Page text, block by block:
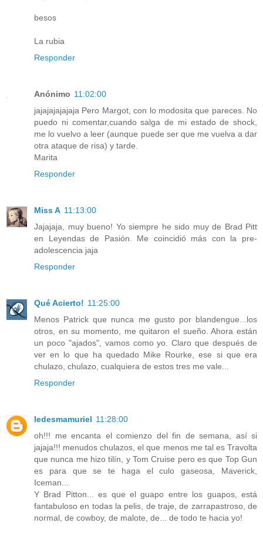
besos
La rubia
Responder
Anónimo 11:02:00
jajajajajajaja Pero Margot, con lo modosita que pareces. No
puedo ni comentar,cuando salga de mi estado de shock,
me lo vuelvo a leer (aunque puede ser que me vuelva a dar
otra ataque de risa) y tarde.
Marita
Responder
Miss A 11:13:00
Jajajaja, muy bueno! Yo siempre he sido muy de Brad Pitt
en Leyendas de Pasión. Me coincidió más con la pre-
adolescencia jaja
Responder
Qué Acierto! 11:25:00
Menos Patrick que nunca me gusto por blandengue...los
otros, en su momento, me quitaron el sueño. Ahora están
un poco "ajados", vamos como yo. Claro que después de
ver en lo que ha quedado Mike Rourke, ese si que era
chulazo, chulazo, cualquiera de estos tres me vale...
Responder
ledesmamuriel 11:28:00
oh!!! me encanta el comienzo del fin de semana, así si
jajaja!!! menudos chulazos, el que menos me tal es Travolta
que nunca me hizo tilín, y Tom Cruise pero es que Top Gun
es para que se te haga el culo gaseosa, Maverick,
Iceman...
Y Brad Pitton... es que el guapo entre los guapos, está
fantabuloso en todas la pelis, de traje, de zarrapastroso, de
normal, de cowboy, de malote, de... de todo te hacia yo!